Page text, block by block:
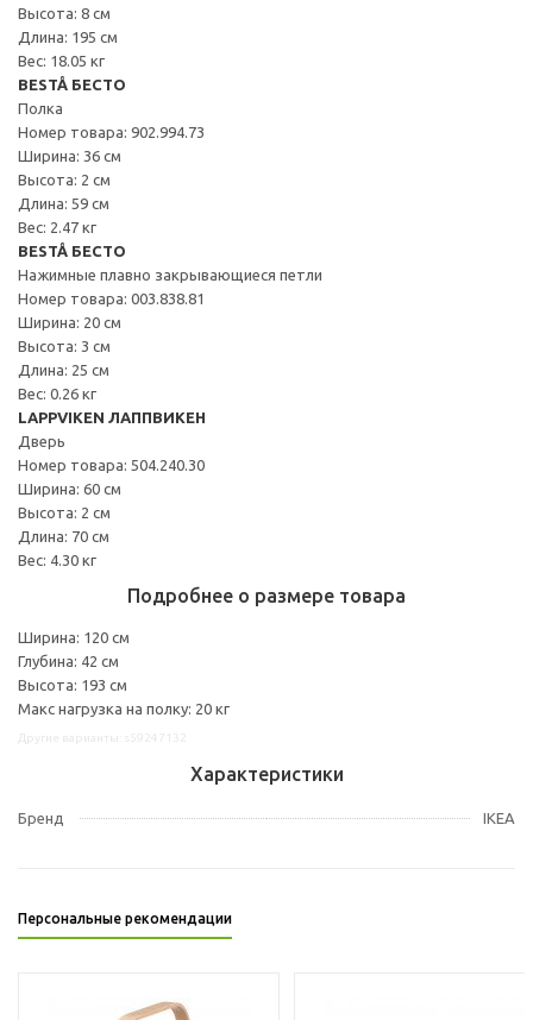
Высота: 8 см
Длина: 195 см
Вес: 18.05 кг
BESTÅ БЕСТО
Полка
Номер товара: 902.994.73
Ширина: 36 см
Высота: 2 см
Длина: 59 см
Вес: 2.47 кг
BESTÅ БЕСТО
Нажимные плавно закрывающиеся петли
Номер товара: 003.838.81
Ширина: 20 см
Высота: 3 см
Длина: 25 см
Вес: 0.26 кг
LAPPVIKEN ЛАППВИКЕН
Дверь
Номер товара: 504.240.30
Ширина: 60 см
Высота: 2 см
Длина: 70 см
Вес: 4.30 кг
Подробнее о размере товара
Ширина: 120 см
Глубина: 42 см
Высота: 193 см
Макс нагрузка на полку: 20 кг
Характеристики
Бренд IKEA
Персональные рекомендации